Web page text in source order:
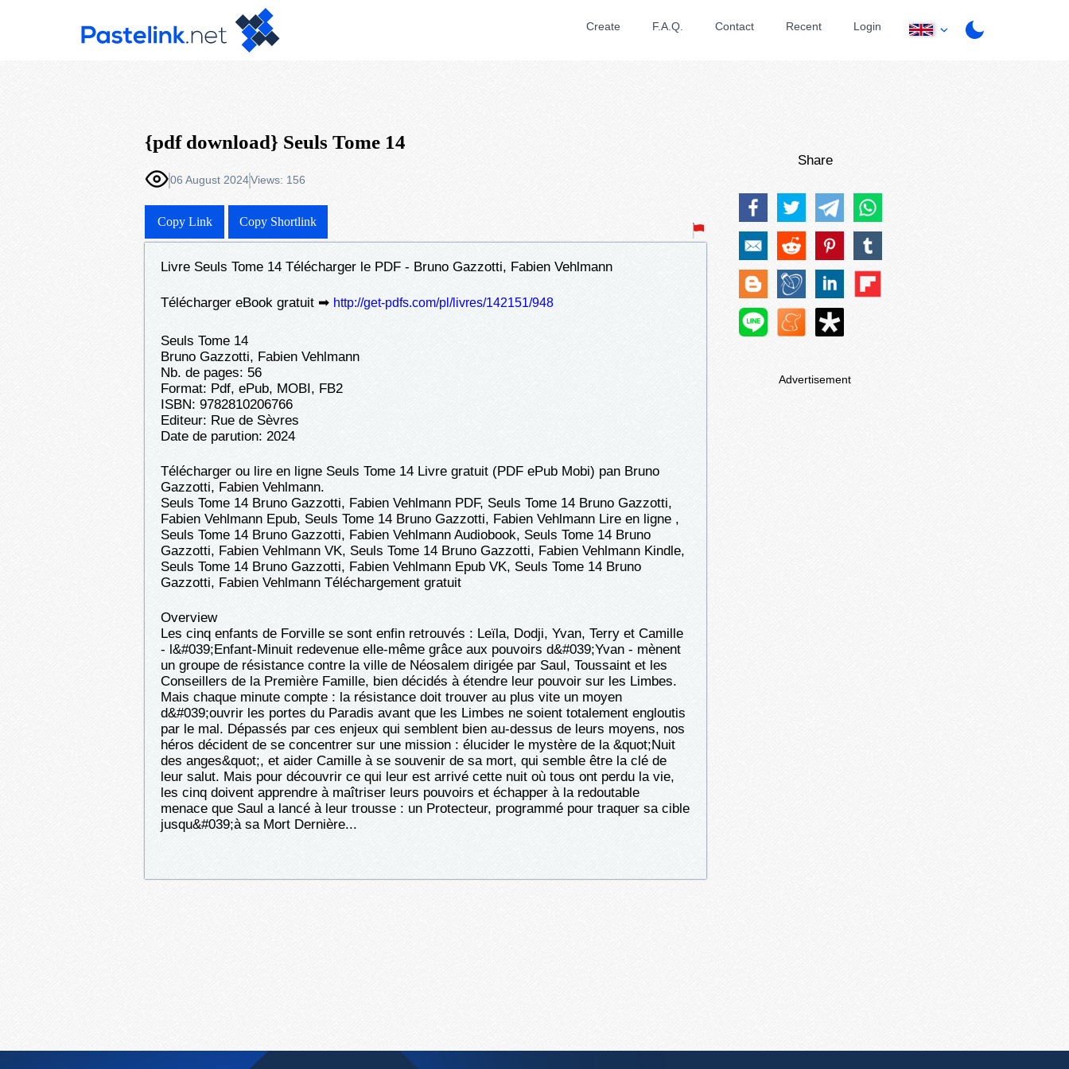
Create F.A.Q. Contact Recent Login
{pdf download} Seuls Tome 14
06 August 2024Views: 156
Copy Link Copy Shortlink
Livre Seuls Tome 14 Télécharger le PDF - Bruno Gazzotti, Fabien Vehlmann
Télécharger eBook gratuit ➡ http://get-pdfs.com/pl/livres/142151/948
Seuls Tome 14
Bruno Gazzotti, Fabien Vehlmann
Nb. de pages: 56
Format: Pdf, ePub, MOBI, FB2
ISBN: 9782810206766
Editeur: Rue de Sèvres
Date de parution: 2024
Télécharger ou lire en ligne Seuls Tome 14 Livre gratuit (PDF ePub Mobi) pan Bruno
Gazzotti, Fabien Vehlmann.
Seuls Tome 14 Bruno Gazzotti, Fabien Vehlmann PDF, Seuls Tome 14 Bruno Gazzotti,
Fabien Vehlmann Epub, Seuls Tome 14 Bruno Gazzotti, Fabien Vehlmann Lire en ligne ,
Seuls Tome 14 Bruno Gazzotti, Fabien Vehlmann Audiobook, Seuls Tome 14 Bruno
Gazzotti, Fabien Vehlmann VK, Seuls Tome 14 Bruno Gazzotti, Fabien Vehlmann Kindle,
Seuls Tome 14 Bruno Gazzotti, Fabien Vehlmann Epub VK, Seuls Tome 14 Bruno
Gazzotti, Fabien Vehlmann Téléchargement gratuit
Overview
Les cinq enfants de Forville se sont enfin retrouvés : Leïla, Dodji, Yvan, Terry et Camille
- l&#039;Enfant-Minuit redevenue elle-même grâce aux pouvoirs d&#039;Yvan - mènent
un groupe de résistance contre la ville de Néosalem dirigée par Saul, Toussaint et les
Conseillers de la Première Famille, bien décidés à étendre leur pouvoir sur les Limbes.
Mais chaque minute compte : la résistance doit trouver au plus vite un moyen
d&#039;ouvrir les portes du Paradis avant que les Limbes ne soient totalement engloutis
par le mal. Dépassés par ces enjeux qui semblent bien au-dessus de leurs moyens, nos
héros décident de se concentrer sur une mission : élucider le mystère de la &quot;Nuit
des anges&quot;, et aider Camille à se souvenir de sa mort, qui semble être la clé de
leur salut. Mais pour découvrir ce qui leur est arrivé cette nuit où tous ont perdu la vie,
les cinq doivent apprendre à maîtriser leurs pouvoirs et échapper à la redoutable
menace que Saul a lancé à leur trousse : un Protecteur, programmé pour traquer sa cible
jusqu&#039;à sa Mort Dernière...
Share
Advertisement